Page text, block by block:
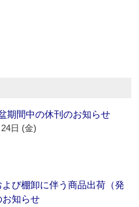
期間中の休刊のお知らせ
日 (金)
よび棚卸に伴う商品出荷（発
お知らせ